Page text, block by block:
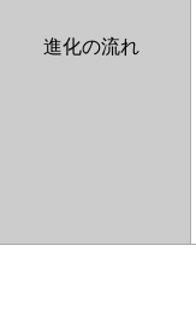
進化の流れ